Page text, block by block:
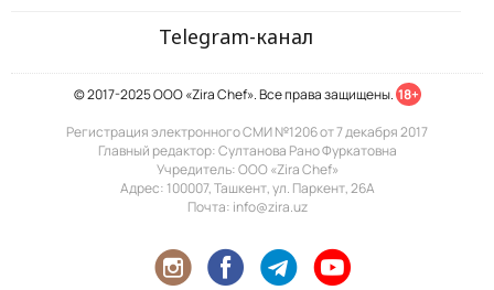
Telegram-канал
© 2017-2025 ООО «Zira Chef». Все права защищены. 18+
Регистрация электронного СМИ №1206 от 7 декабря 2017
Главный редактор: Султанова Рано Фуркатовна
Учредитель: ООО «Zira Chef»
Адрес: 100007, Ташкент, ул. Паркент, 26А
Почта: info@zira.uz